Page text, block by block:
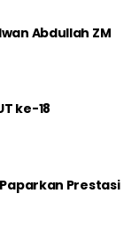
Abdullah ZM
ke-18
Prestasi